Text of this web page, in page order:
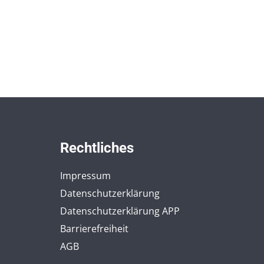
Rechtliches
Impressum
Datenschutzerklärung
Datenschutzerklärung APP
Barrierefreiheit
AGB